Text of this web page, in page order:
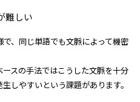
難しい
、同じ単語でも文脈によって機密
スの手法ではこうした文脈を十分
しやすいという課題があります。